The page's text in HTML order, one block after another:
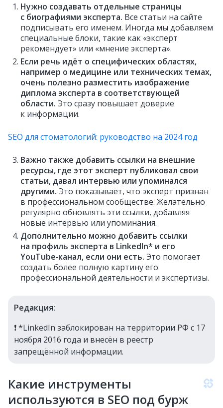
Нужно создавать отдельные страницы
с биографиями эксперта. Все статьи на сайте
подписывать его именем. Иногда мы добавляем
специальные блоки, такие как «эксперт
рекомендует» или «мнение эксперта».
Если речь идёт о специфических областях,
например о медицине или технических темах,
очень полезно разместить изображение
диплома эксперта в соответствующей
области. Это сразу повышает доверие
к информации.
SEO для стоматологий: руководство на 2024 год
Важно также добавить ссылки на внешние
ресурсы, где этот эксперт публиковал свои
статьи, давал интервью или упоминался
другими. Это показывает, что эксперт признан
в профессиональном сообществе. Желательно
регулярно обновлять эти ссылки, добавляя
новые интервью или упоминания.
Дополнительно можно добавить ссылки
на профиль эксперта в LinkedIn* и его
YouTube‑канал, если они есть. Это помогает
создать более полную картину его
профессиональной деятельности и экспертизы.
Редакция:
❗️ *LinkedIn заблокирован на территории РФ с 17
ноября 2016 года и внесён в реестр
запрещённой информации.
Какие инструменты
используются в SEO под бурж